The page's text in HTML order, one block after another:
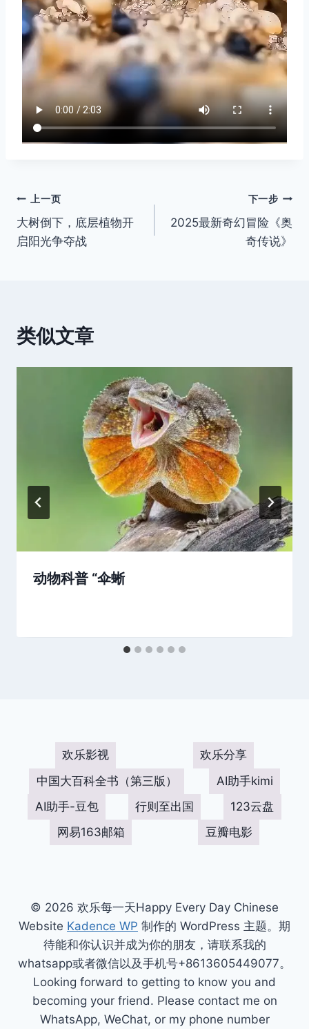
文
章
上一页
大树倒下，底层植物开
启阳光争夺战
下一步
2025最新奇幻冒险《奥
奇传说》
类似文章
动物科普 “伞蜥
欢乐影视
欢乐分享
中国大百科全书（第三版）
AI助手kimi
AI助手-豆包
行则至出国
123云盘
网易163邮箱
豆瓣电影
© 2026 欢乐每一天Happy Every Day Chinese
Website Kadence WP 制作的 WordPress 主题。期
待能和你认识并成为你的朋友，请联系我的
whatsapp或者微信以及手机号+8613605449077。
Looking forward to getting to know you and
becoming your friend. Please contact me on
WhatsApp, WeChat, or my phone number